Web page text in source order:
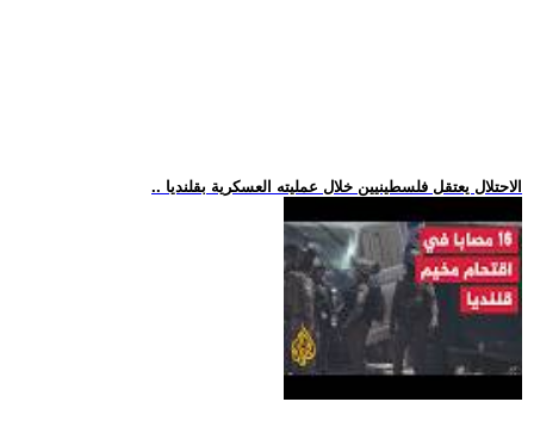
.. الاحتلال يعتقل فلسطينيين خلال عمليته العسكرية بقلنديا